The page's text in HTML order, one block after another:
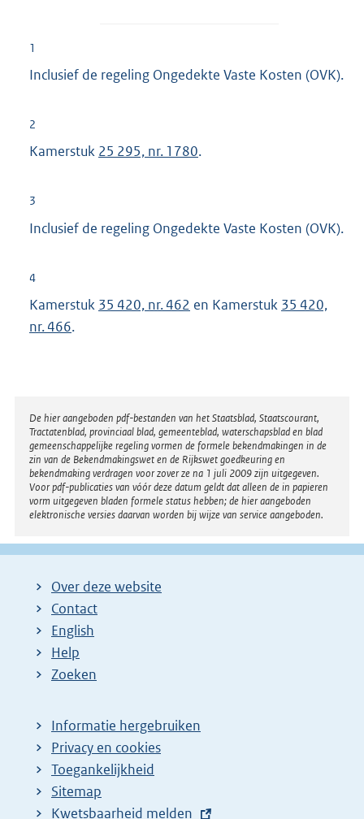
1
Inclusief de regeling Ongedekte Vaste Kosten (OVK).
2
Kamerstuk 25 295, nr. 1780.
3
Inclusief de regeling Ongedekte Vaste Kosten (OVK).
4
Kamerstuk 35 420, nr. 462 en Kamerstuk 35 420,
nr. 466.
Disclaimer
De hier aangeboden pdf-bestanden van het Staatsblad, Staatscourant,
Tractatenblad, provinciaal blad, gemeenteblad, waterschapsblad en blad
gemeenschappelijke regeling vormen de formele bekendmakingen in de
zin van de Bekendmakingswet en de Rijkswet goedkeuring en
bekendmaking verdragen voor zover ze na 1 juli 2009 zijn uitgegeven.
Voor pdf-publicaties van vóór deze datum geldt dat alleen de in papieren
vorm uitgegeven bladen formele status hebben; de hier aangeboden
elektronische versies daarvan worden bij wijze van service aangeboden.
Over deze website
Contact
English
Help
Zoeken
Informatie hergebruiken
Privacy en cookies
Toegankelijkheid
Sitemap
E
Kwetsbaarheid melden